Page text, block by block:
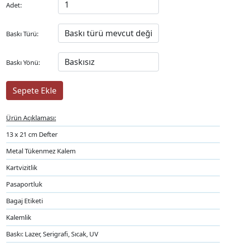
Adet:
Baskı Türü:
Baskı Yönü:
Ürün Açıklaması:
13 x 21 cm Defter
Metal Tükenmez Kalem
Kartvizitlik
Pasaportluk
Bagaj Etiketi
Kalemlik
Baskı: Lazer, Serigrafi, Sıcak, UV